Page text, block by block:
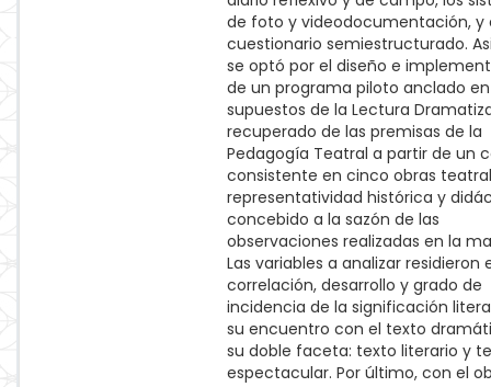
de foto y videodocumentación, y
cuestionario semiestructurado.
se optó por el diseño e
de un programa piloto anclado
supuestos de la Lectura
recuperado de las premisas de la
Pedagogía Teatral a partir de un
consistente en cinco obras
representatividad histórica y
concebido a la sazón de las
observaciones realizadas en la
Las variables a analizar residieron
correlación, desarrollo y grado de
incidencia de la significación
su encuentro con el texto
su doble faceta: texto literario y
espectacular. Por último, con el